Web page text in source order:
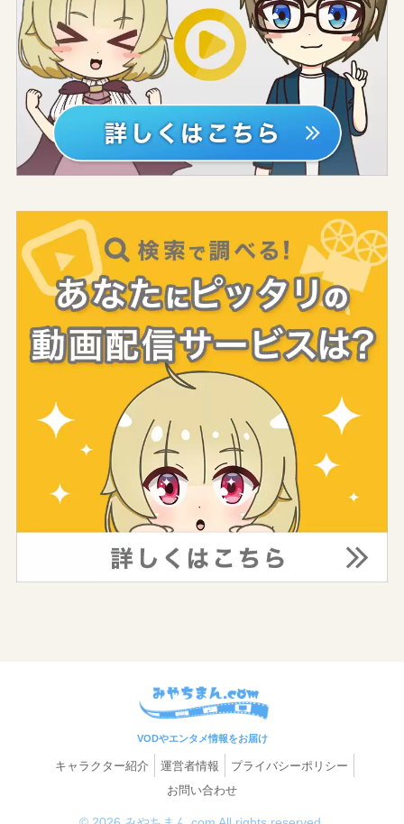
VODやエンタメ情報をお届け
キャラクター紹介 運営者情報
プライバシーポリシー
お問い合わせ